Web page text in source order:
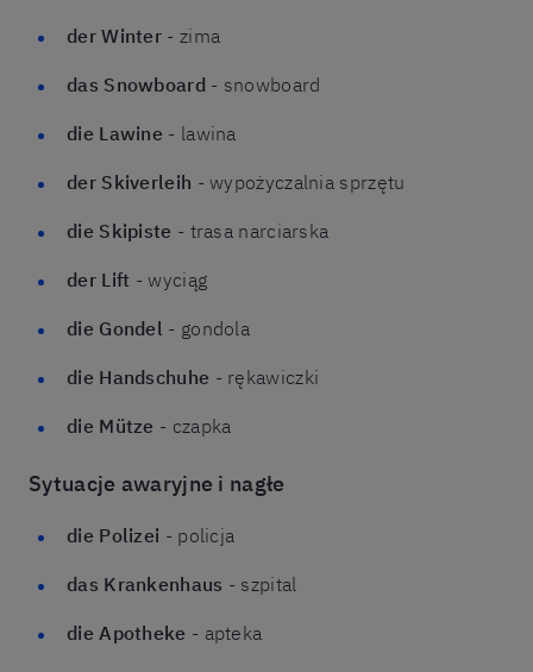
der Winter - zima
das Snowboard - snowboard
die Lawine - lawina
der Skiverleih - wypożyczalnia sprzętu
die Skipiste - trasa narciarska
der Lift - wyciąg
die Gondel - gondola
die Handschuhe - rękawiczki
die Mütze - czapka
Sytuacje awaryjne i nagłe
die Polizei - policja
das Krankenhaus - szpital
die Apotheke - apteka